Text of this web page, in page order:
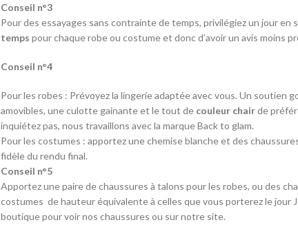
Conseil n°3
Pour des essayages sans contrainte de temps, privilégiez un jour en
temps pour chaque robe ou costume et donc d’avoir un avis moins
Conseil n°4
Pour les robes : Prévoyez la lingerie adaptée avec vous. Un soutien
amovibles, une culotte gainante et le tout de couleur chairde
inquiétez pas, nous travaillons avec la marque Back to glam.
Pour les costumes : apportez une chemise blanche et des
fidèle du rendu final.
Conseil n°5
Apportez une paire de chaussures à talons pour les robes, ou des
costumes de hauteur équivalente à celles que vous porterez le jour
boutique pour voir nos chaussures ou sur notre site.